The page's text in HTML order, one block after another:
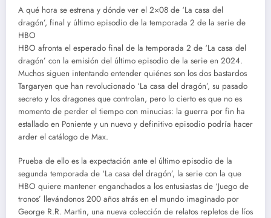
El
héroe
olvidó
comprender
A qué hora se estrena y dónde ver el 2×08 de ‘La casa del
dragón’, final y último episodio de la temporada 2 de la serie de
HBO
HBO afronta el esperado final de la temporada 2 de ‘La casa del
dragón’ con la emisión del último episodio de la serie en 2024.
Muchos siguen intentando entender quiénes son los dos bastardos
Targaryen que han revolucionado ‘La casa del dragón’, su pasado
secreto y los dragones que controlan, pero lo cierto es que no es
momento de perder el tiempo con minucias: la guerra por fin ha
estallado en Poniente y un nuevo y definitivo episodio podría hacer
arder el catálogo de Max.
Prueba de ello es la expectación ante el último episodio de la
segunda temporada de ‘La casa del dragón’, la serie con la que
HBO quiere mantener enganchados a los entusiastas de ‘Juego de
tronos’ llevándonos 200 años atrás en el mundo imaginado por
George R.R. Martin, una nueva colección de relatos repletos de líos